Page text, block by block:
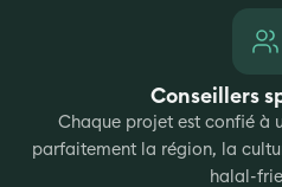
Conseillers
Chaque projet est confié à
parfaitement la région, la
halal-